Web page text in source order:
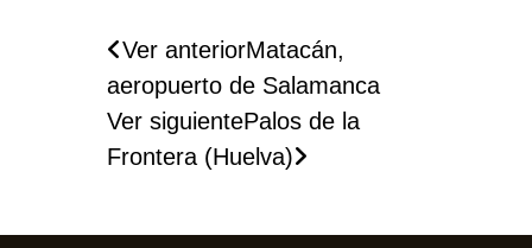
Ver anteriorMatacán,
aeropuerto de Salamanca
Ver siguientePalos de la
Frontera (Huelva)